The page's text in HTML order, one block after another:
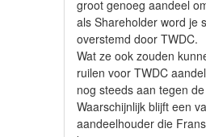
groot genoeg aandeel
als Shareholder word je
overstemd door TWDC.
Wat ze ook zouden
ruilen voor TWDC
nog steeds aan tegen
Waarschijnlijk blijft een
aandeelhouder die